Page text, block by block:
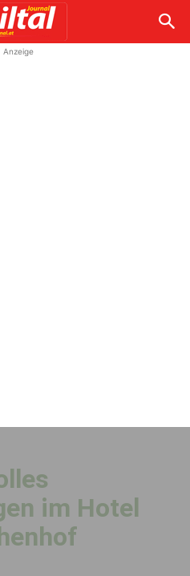
Anzeige
im Hotel